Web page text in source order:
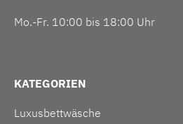
Mo.-Fr. 10:00 bis 18:00 Uhr
KATEGORIEN
Luxusbettwäsche